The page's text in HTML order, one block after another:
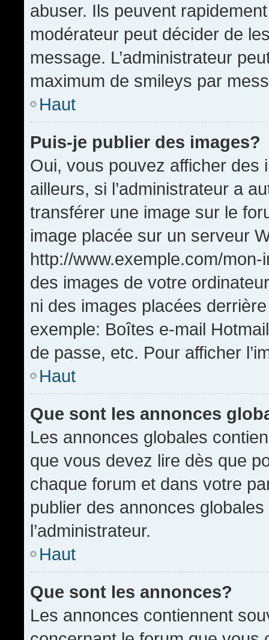
abuser. Ils peuvent
modérateur peut décider de
message. L’administrateur
maximum de smileys par
Haut
Puis-je publier des images?
Oui, vous pouvez afficher
ailleurs, si l’administrateur a
transférer une image sur le
image placée sur un serveur
http://www.exemple.com/
des images de votre
ni des images placées
exemple: Boîtes e-mail
de passe, etc. Pour afficher
Haut
Que sont les annonces
Les annonces globales
que vous devez lire dès que
chaque forum et dans votre
publier des annonces
l’administrateur.
Haut
Que sont les annonces?
Les annonces contiennent